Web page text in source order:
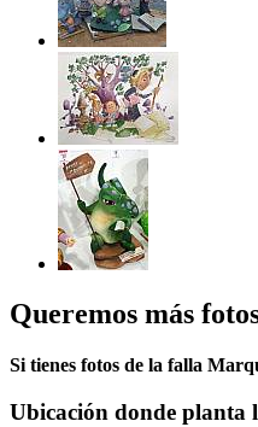
Queremos más
Si tienes fotos de la falla
Ubicación donde planta